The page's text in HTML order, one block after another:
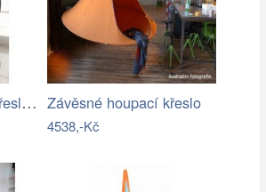
Závěsné houpací křeslo - AX Závěsné houpací křeslo
4538,-Kč